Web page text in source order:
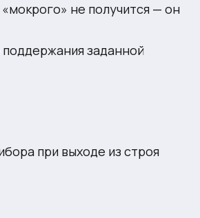
не получится — он
заданной
при выходе из строя